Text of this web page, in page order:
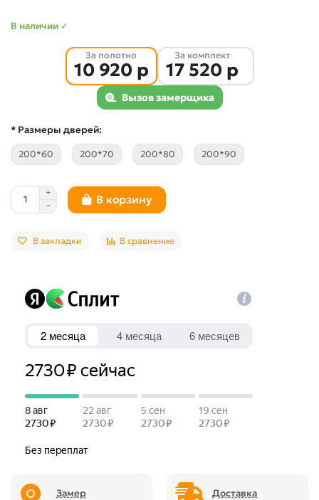
В наличии ✓
За полотно
10 920 р
За комплект
17 520 р
Вызов замерщика
* Размеры дверей:
200*60 200*70 200*80 200*90
В корзину
В закладки В сравнение
Замер Доставка